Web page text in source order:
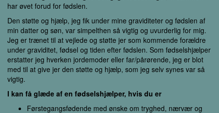
har øvet forud for fødslen.
Den støtte og hjælp, jeg fik under mine graviditeter og fødslen af
min datter og søn, var simpelthen så vigtig og uvurderlig for mig.
Jeg er trænet til at vejlede og støtte jer som kommende forældre
under graviditet, fødsel og tiden efter fødslen. Som fødselshjælper
erstatter jeg hverken jordemoder eller far/pårørende, jeg er blot
med til at give jer den støtte og hjælp, som jeg selv synes var så
vigtig.
I kan få glæde af en fødselshjælper, hvis du er
Førstegangsfødende med ønske om tryghed, nærvær og